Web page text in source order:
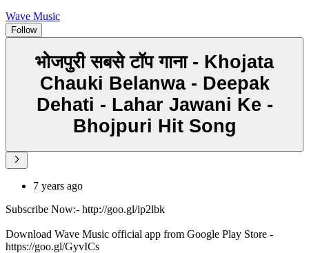
Wave Music
Follow
भोजपुरी सबसे टॉप गाना - Khojata
Chauki Belanwa - Deepak
Dehati - Lahar Jawani Ke -
Bhojpuri Hit Song
7 years ago
Subscribe Now:- http://goo.gl/ip2lbk
Download Wave Music official app from Google Play Store -
https://goo.gl/GyvICs